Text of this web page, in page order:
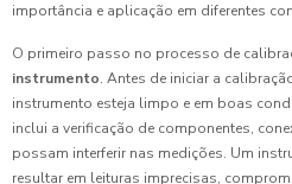
importância e aplicação em diferentes
O primeiro passo no processo de
instrumento. Antes de iniciar a
instrumento esteja limpo e em boas
inclui a verificação de componentes,
possam interferir nas medições. Um
resultar em leituras imprecisas,